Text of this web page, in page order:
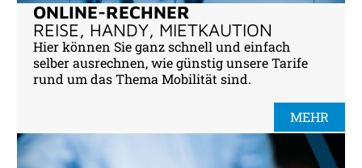
ONLINE-RECHNER
REISE, HANDY, MIETKAUTION
Hier können Sie ganz schnell und einfach
selber ausrechnen, wie günstig unsere Tarife
rund um das Thema Mobilität sind.
MEHR